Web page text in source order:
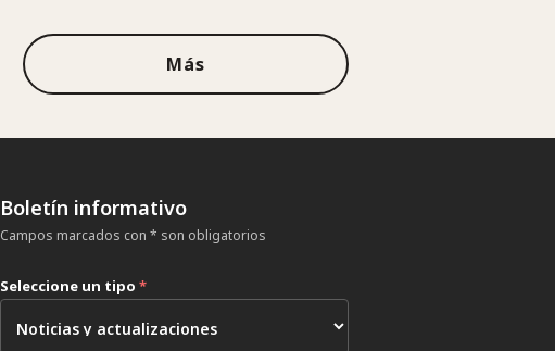
Más
Boletín informativo
Campos marcados con * son obligatorios
Seleccione un tipo *